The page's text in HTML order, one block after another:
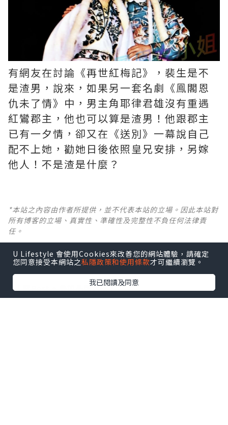
有網友在討論《再世紅梅記》，裴生是不
是渣男，說來，如果另一套名劇《鳯閣恩
仇未了情》中，男主角耶律君雄沒有重遇
紅鸞郡主，他也可以算是渣男！他跟郡主
已有一夕情，卻又在《送別》一幕說自己
配不上她，勸她日後依照皇兄安排，另嫁
他人！不是渣是什麼？ ​​​
*本站之內容由作者所提供，並不代表本站的立場。因此本站對
所有博客的立場、真實性、準確性及完整性不負任何法律責
任。
【 U Creator 招募 】
出Post賺現金獎賞 l登記《社群創作有價企劃》
【 睇Post + 參加品牌活動 】
瀏覽更多社群打卡丶旅遊丶美食丶親子丶寵物丶扮靚
U Lifestyle 會使用Cookies來改善您的網站體驗，請確定
您同意接受本網站之私隱政策和使用條款才可繼續瀏覽。
我已閱讀及同意